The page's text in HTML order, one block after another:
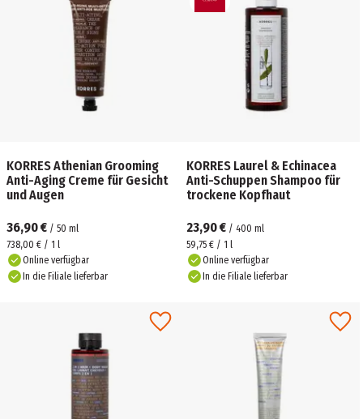
KORRES Athenian Grooming
Anti-Aging Creme für Gesicht
und Augen
36,90 € / 50 ml
738,00 € / 1 l
Online verfügbar
In die Filiale lieferbar
KORRES Laurel & Echinacea
Anti-Schuppen Shampoo für
trockene Kopfhaut
23,90 € / 400 ml
59,75 € / 1 l
Online verfügbar
In die Filiale lieferbar